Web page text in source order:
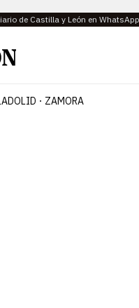
de Castilla y León en WhatsApp
ZAMORA